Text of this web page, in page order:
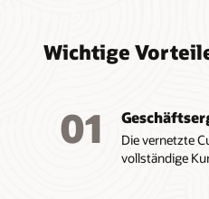
Wichtige
01
Die vernetzte
vollständige